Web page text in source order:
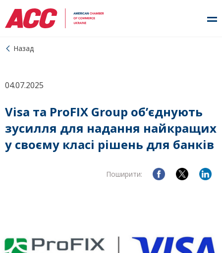
Назад
04.07.2025
Visa та ProFIX Group об’єднують
зусилля для надання найкращих
у своєму класі рішень для банків
Поширити: